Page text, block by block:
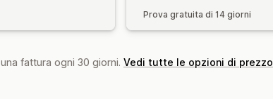
Prova gratuita di 14 giorni
fattura ogni 30 giorni. Vedi tutte le opzioni di prezzo